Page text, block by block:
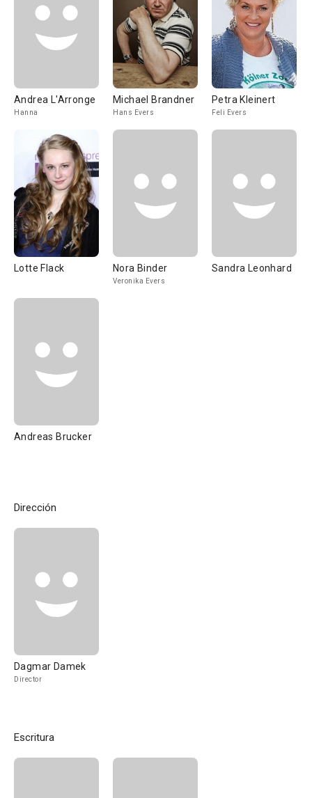
Andrea L'Arronge
Hanna
Michael Brandner
Hans Evers
Petra Kleinert
Feli Evers
Lotte Flack Nora Binder
Veronika Evers
Sandra Leonhard
Andreas Brucker
Dirección
Dagmar Damek
Director
Escritura